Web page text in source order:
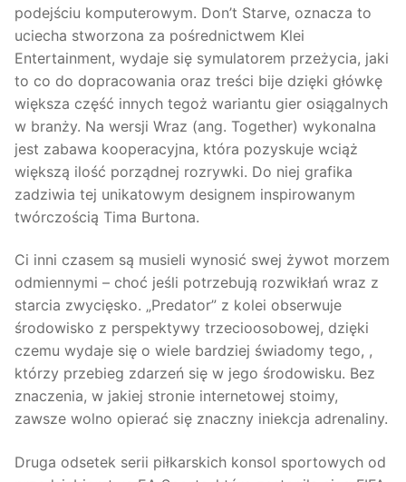
podejściu komputerowym. Don’t Starve, oznacza to
uciecha stworzona za pośrednictwem Klei
Entertainment, wydaje się symulatorem przeżycia, jaki
to co do dopracowania oraz treści bije dzięki główkę
większa część innych tegoż wariantu gier osiągalnych
w branży. Na wersji Wraz (ang. Together) wykonalna
jest zabawa kooperacyjna, która pozyskuje wciąż
większą ilość porządnej rozrywki. Do niej grafika
zadziwia tej unikatowym designem inspirowanym
twórczością Tima Burtona.
Ci inni czasem są musieli wynosić swej żywot morzem
odmiennymi – choć jeśli potrzebują rozwikłań wraz z
starcia zwycięsko. „Predator” z kolei obserwuje
środowisko z perspektywy trzecioosobowej, dzięki
czemu wydaje się o wiele bardziej świadomy tego, ,
którzy przebieg zdarzeń się w jego środowisku. Bez
znaczenia, w jakiej stronie internetowej stoimy,
zawsze wolno opierać się znaczny iniekcja adrenaliny.
Druga odsetek serii piłkarskich konsol sportowych od